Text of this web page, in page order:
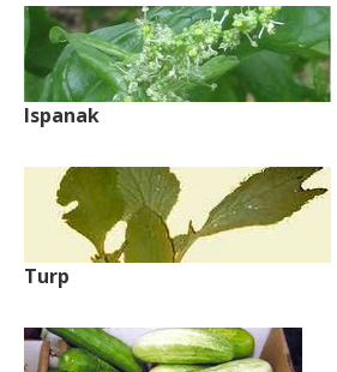
Ispanak
Turp